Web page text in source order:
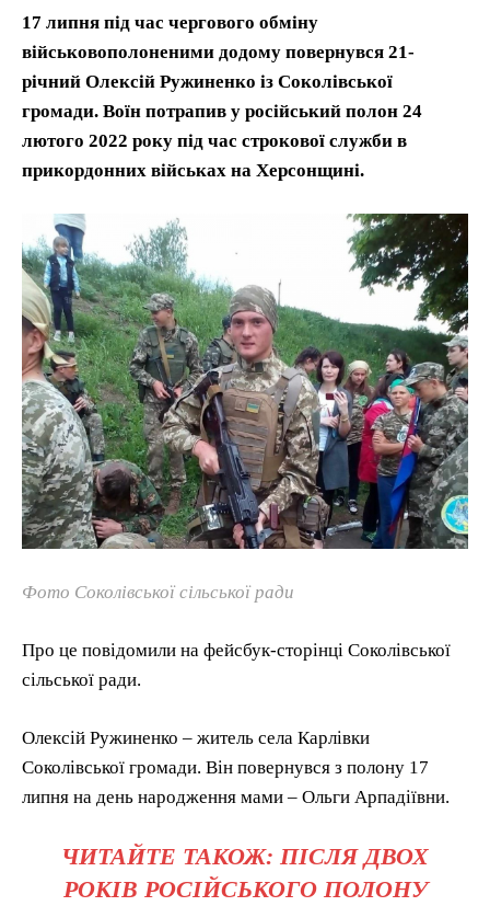
17 липня під час чергового обміну
військовополоненими додому повернувся 21-
річний Олексій Ружиненко із Соколівської
громади. Воїн потрапив у російський полон 24
лютого 2022 року під час строкової служби в
прикордонних військах на Херсонщині.
Фото Соколівської сільської ради
Про це повідомили на фейсбук-сторінці Соколівської
сільської ради.
Олексій Ружиненко – житель села Карлівки
Соколівської громади. Він повернувся з полону 17
липня на день народження мами – Ольги Арпадіївни.
ЧИТАЙТЕ ТАКОЖ: ПІСЛЯ ДВОХ
РОКІВ РОСІЙСЬКОГО ПОЛОНУ